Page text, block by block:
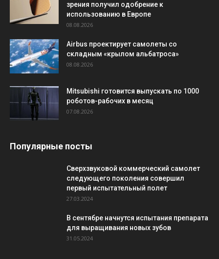
зрения получил одобрение к
использованию в Европе
08.08.2026
Airbus проектирует самолеты со
складным «крылом альбатроса»
08.08.2026
Mitsubishi готовится выпускать по 1000
роботов-рабочих в месяц
07.08.2026
Популярные посты
Сверхзвуковой коммерческий самолет
следующего поколения совершил
первый испытательный полет
27.03.2024
В сентябре начнутся испытания препарата
для выращивания новых зубов
31.05.2024